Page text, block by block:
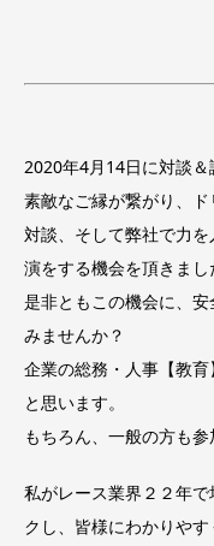
2020年4月14日に対談＆
素敵なご縁が繋がり、
対談、そして弊社で力
演をする機会を頂きまし
是非ともこの機会に、
みませんか？
企業の総務・人事【教
と思います。
もちろん、一般の方も参
私がレース業界２２年
クし、皆様にわかりやす